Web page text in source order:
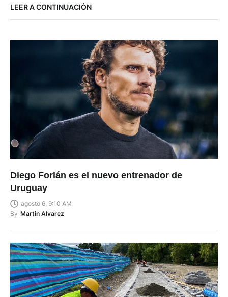
LEER A CONTINUACIÓN
Diego Forlán es el nuevo entrenador de
Uruguay
agosto 6, 9:10 AM
By Martin Alvarez